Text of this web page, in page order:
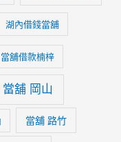
湖內借錢當舖
當舖借款楠梓
當舖 岡山
當舖 路竹